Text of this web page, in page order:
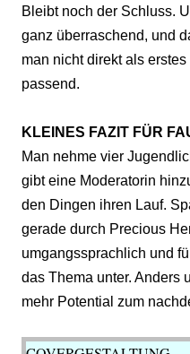
Bleibt noch der Schluss.
ganz überraschend, und
man nicht direkt als
passend.
KLEINES FAZIT FÜR
Man nehme vier
gibt eine Moderatorin
den Dingen ihren Lauf.
gerade durch Precious
umgangssprachlich und
das Thema unter. Anders
mehr Potential zum